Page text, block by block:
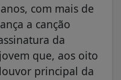
com mais de
a canção
da
que, aos oito
principal da